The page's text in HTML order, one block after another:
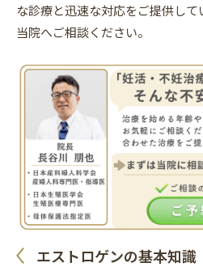
な診療と迅速な対応をご提供し
当院へご相談ください。
エストロゲンの基本知識